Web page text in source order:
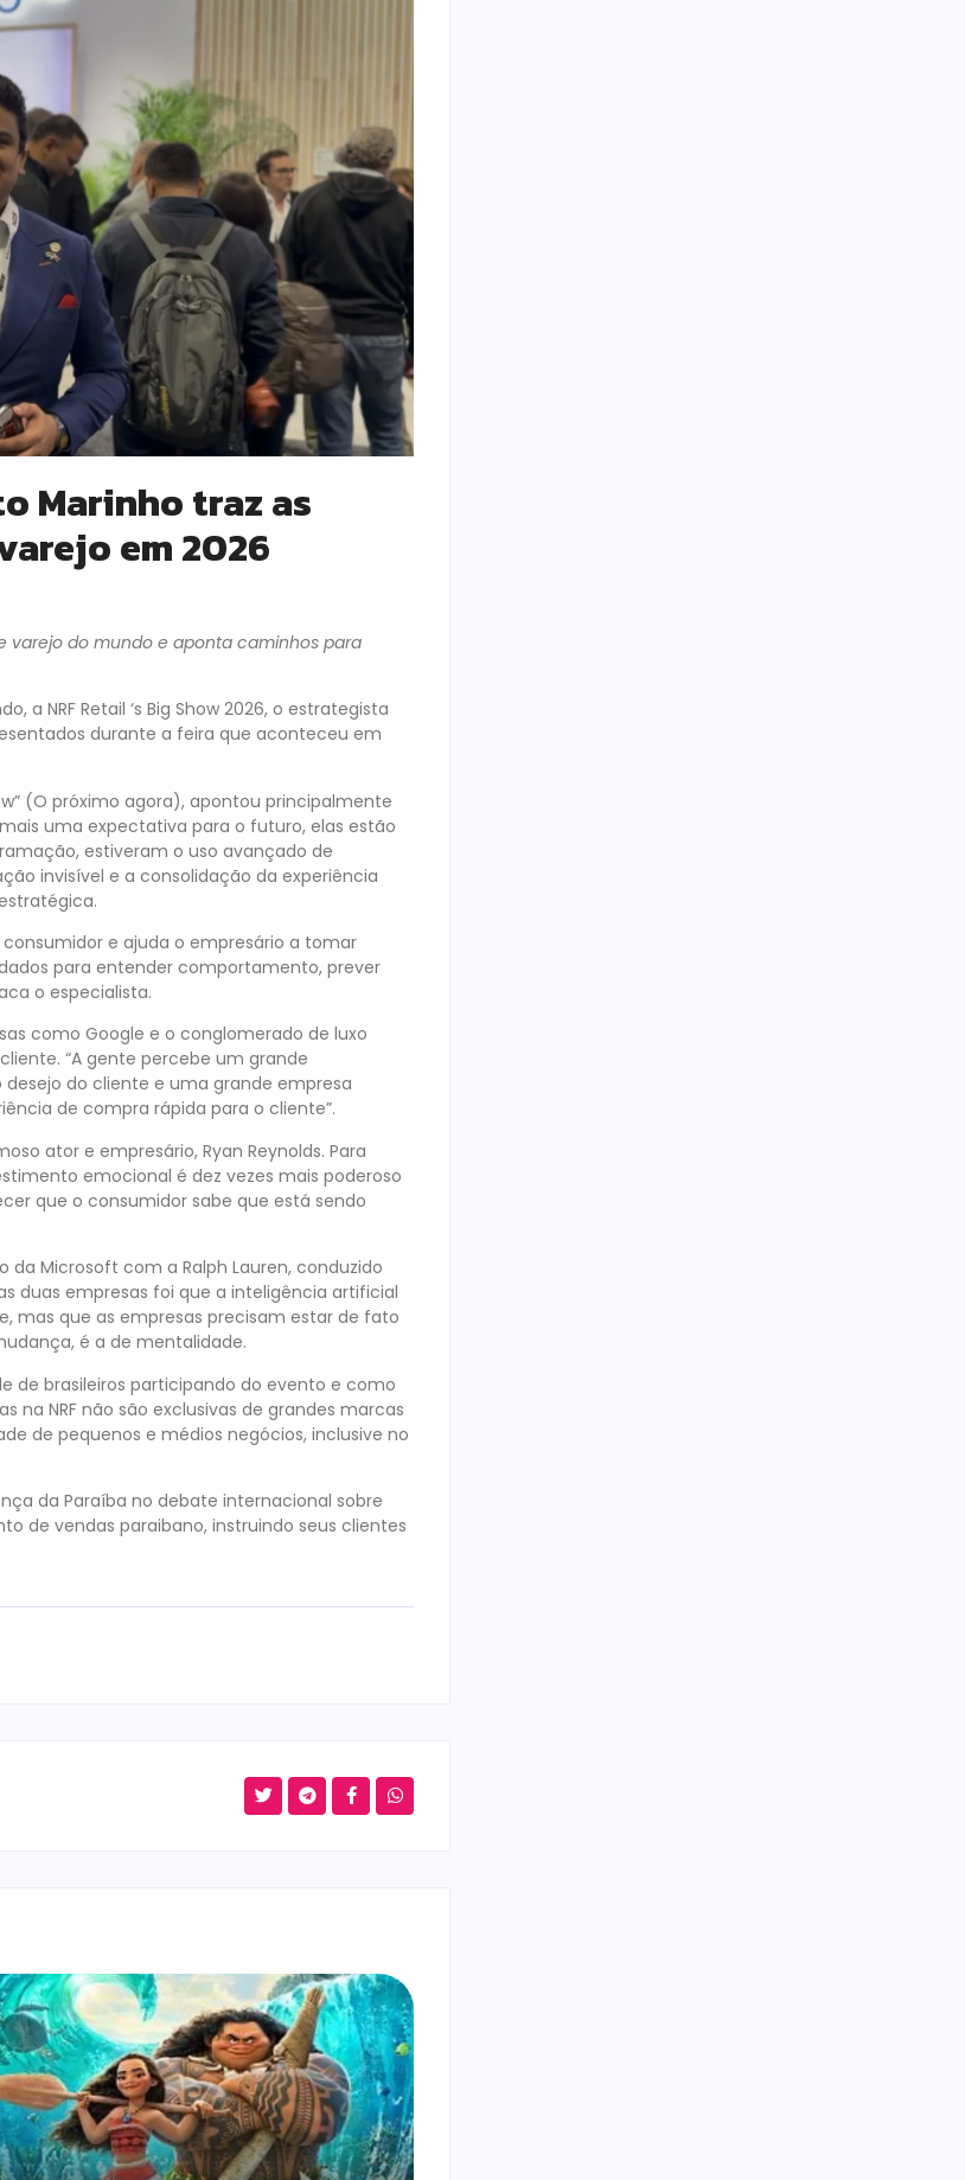
Marinho traz as
em 2026
varejo do mundo e aponta caminhos para
a NRF Retail ‘s Big Show 2026, o estrategista
durante a feira que aconteceu em
(O próximo agora), apontou principalmente
uma expectativa para o futuro, elas estão
estiveram o uso avançado de
invisível e a consolidação da experiência
e ajuda o empresário a tomar
para entender comportamento, prever
o especialista.
como Google e o conglomerado de luxo
“A gente percebe um grande
do cliente e uma grande empresa
de compra rápida para o cliente”.
ator e empresário, Ryan Reynolds. Para
emocional é dez vezes mais poderoso
que o consumidor sabe que está sendo
Microsoft com a Ralph Lauren, conduzido
duas empresas foi que a inteligência artificial
mas que as empresas precisam estar de fato
é a de mentalidade.
de brasileiros participando do evento e como
na NRF não são exclusivas de grandes marcas
de pequenos e médios negócios, inclusive no
da Paraíba no debate internacional sobre
de vendas paraibano, instruindo seus clientes